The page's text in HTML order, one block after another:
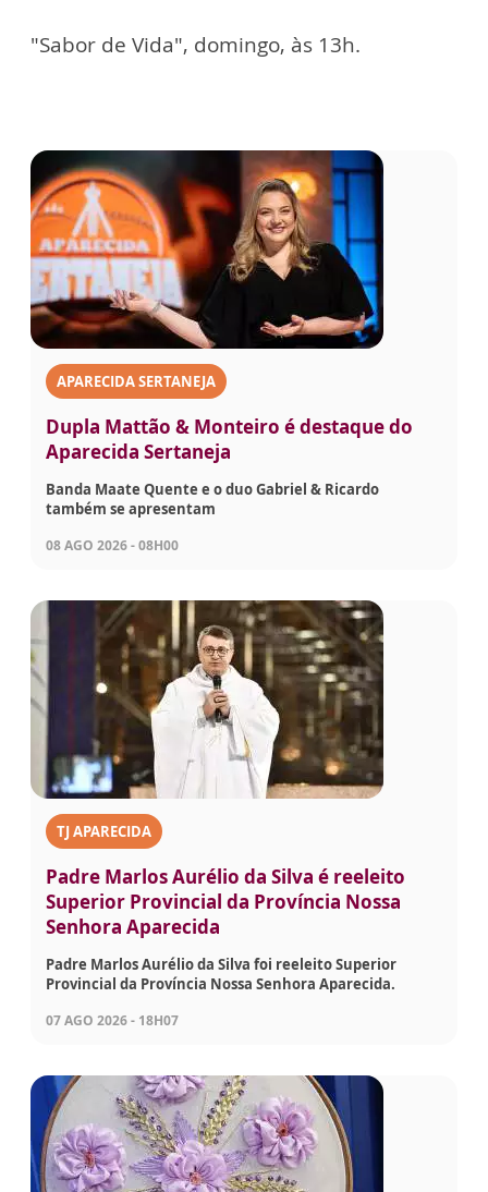
"Sabor de Vida", domingo, às 13h.
APARECIDA SERTANEJA
Dupla Mattão & Monteiro é destaque do
Aparecida Sertaneja
Banda Maate Quente e o duo Gabriel & Ricardo
também se apresentam
08 AGO 2026 - 08H00
TJ APARECIDA
Padre Marlos Aurélio da Silva é reeleito
Superior Provincial da Província Nossa
Senhora Aparecida
Padre Marlos Aurélio da Silva foi reeleito Superior
Provincial da Província Nossa Senhora Aparecida.
07 AGO 2026 - 18H07